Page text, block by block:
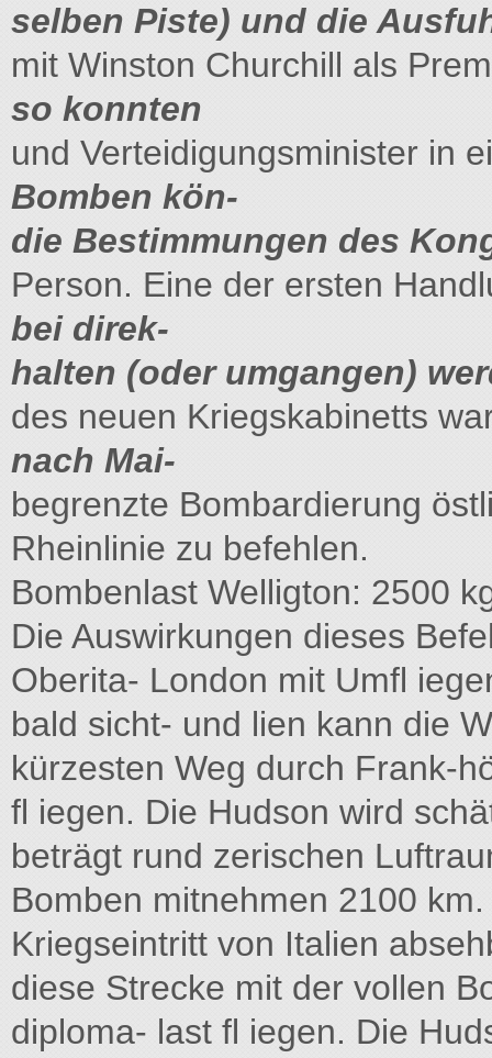
selben Piste) und die
mit Winston Churchill als
so konnten
und Verteidigungsminister in
Bomben kön-
die Bestimmungen des
Person. Eine der ersten
bei direk-
halten (oder umgangen)
des neuen Kriegskabinetts
nach Mai-
begrenzte Bombardierung
Rheinlinie zu befehlen.
Bombenlast Welligton: 2500
Die Auswirkungen dieses
Oberita- London mit Umfl
bald sicht- und lien kann die
kürzesten Weg durch Frank-
fl iegen. Die Hudson wird
beträgt rund zerischen
Bomben mitnehmen 2100
Kriegseintritt von Italien
diese Strecke mit der vollen
diploma- last fl iegen. Die